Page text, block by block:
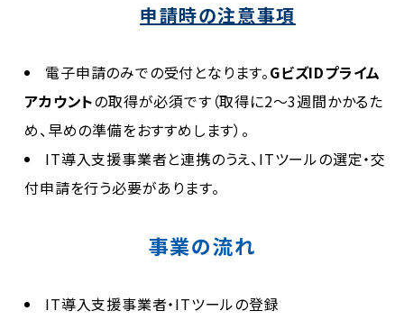
申請時の注意事項
電子申請のみでの受付となります。GビズIDプライム
アカウントの取得が必須です（取得に2～3週間かかるた
め、早めの準備をおすすめします）。
IT導入支援事業者と連携のうえ、ITツールの選定・交
付申請を行う必要があります。
事業の流れ
IT導入支援事業者・ITツールの登録